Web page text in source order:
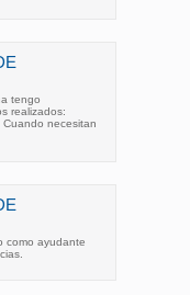
tengo
realizados:
necesitan
como ayudante